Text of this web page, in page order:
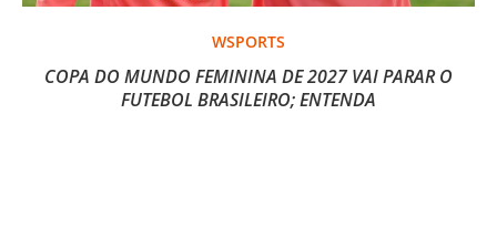
WSPORTS
COPA DO MUNDO FEMININA DE 2027 VAI PARAR O
FUTEBOL BRASILEIRO; ENTENDA